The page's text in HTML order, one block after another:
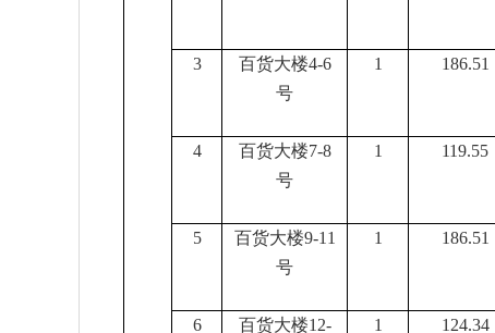
3 百货大楼4-6
号
1 186.51
4 百货大楼7-8
号
1 119.55
5 百货大楼9-11
号
1 186.51
6 百货大楼12-
1 124.34